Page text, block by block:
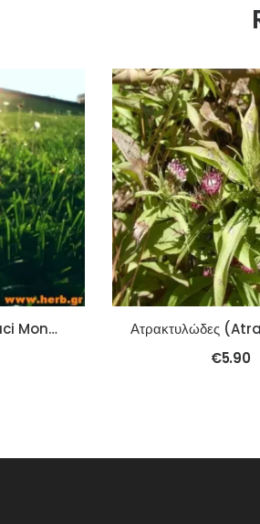
Αγριοράδικο (Taraxaci Mongolici) (Pu Gong Ying) 100γρ
€5.90